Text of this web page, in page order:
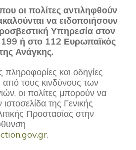
οι πολίτες αντιληφθούν
να ειδοποιήσουν
Υπηρεσία στον
ή στο 112 Ευρωπαϊκός
Ανάγκης.
πληροφορίες καιοδηγίες
από τους κινδύνους των
οι πολίτες μπορούν να
της Γενικής
Προστασίας στην
.